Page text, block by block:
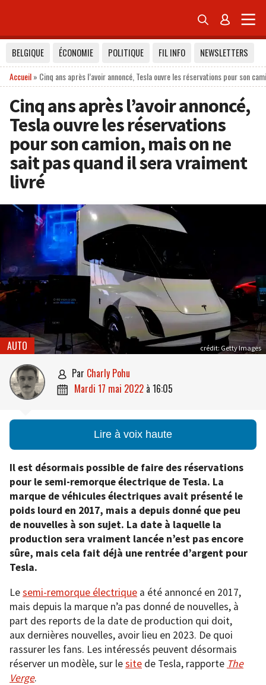
 
BELGIQUE ÉCONOMIE POLITIQUE FIL INFO
NEWSLETTERS
Accueil» Cinq ans après l’avoir annoncé, Tesla ouvre les réservations pour son
Cinq ans après l’avoir annoncé,
Tesla ouvre les réservations
pour son camion, mais on ne
sait pas quand il sera vraiment
livré
crédit: Getty Images
AUTO
 par Charly Pohu
 mardi 17 mai 2022 à 16:05
Lire à voix haute
Il est désormais possible de faire des réservations
pour le semi-remorque électrique de Tesla. La
marque de véhicules électriques avait présenté le
poids lourd en 2017, mais a depuis donné que peu
de nouvelles à son sujet. La date à laquelle la
production sera vraiment lancée n’est pas encore
sûre, mais cela fait déjà une rentrée d’argent pour
Tesla.
Lesemi-remorque électrique a été annoncé en 2017,
mais depuis la marque n’a pas donné de nouvelles, à
part des reports de la date de production qui doit,
aux dernières nouvelles, avoir lieu en 2023. De quoi
rassurer les fans. Les intéressés peuvent désormais
réserver un modèle, sur lesite de Tesla, rapporte The
Verge.